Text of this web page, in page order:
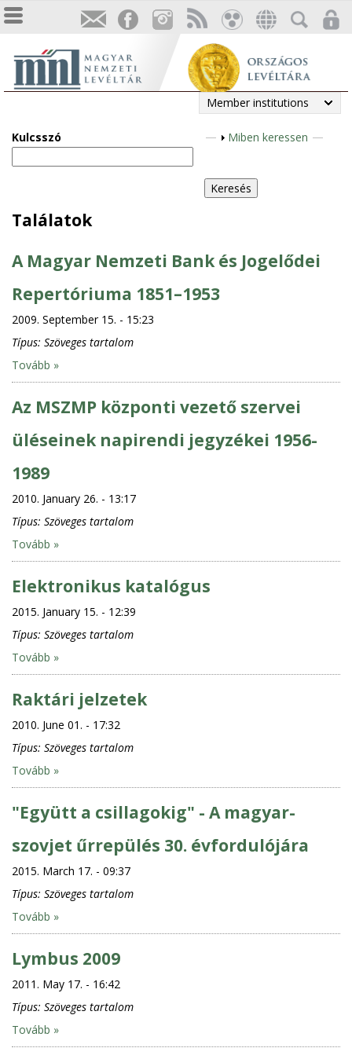
Member institutions
Kulcsszó
S
o
w
Miben keressen
Találatok
A Magyar Nemzeti Bank és Jogelődei
Repertóriuma 1851–1953
2009. September 15. - 15:23
Típus: Szöveges tartalom
Tovább »
Az MSZMP központi vezető szervei
üléseinek napirendi jegyzékei 1956-
1989
2010. January 26. - 13:17
Típus: Szöveges tartalom
Tovább »
Elektronikus katalógus
2015. January 15. - 12:39
Típus: Szöveges tartalom
Tovább »
Raktári jelzetek
2010. June 01. - 17:32
Típus: Szöveges tartalom
Tovább »
"Együtt a csillagokig" - A magyar-
szovjet űrrepülés 30. évfordulójára
2015. March 17. - 09:37
Típus: Szöveges tartalom
Tovább »
Lymbus 2009
2011. May 17. - 16:42
Típus: Szöveges tartalom
Tovább »